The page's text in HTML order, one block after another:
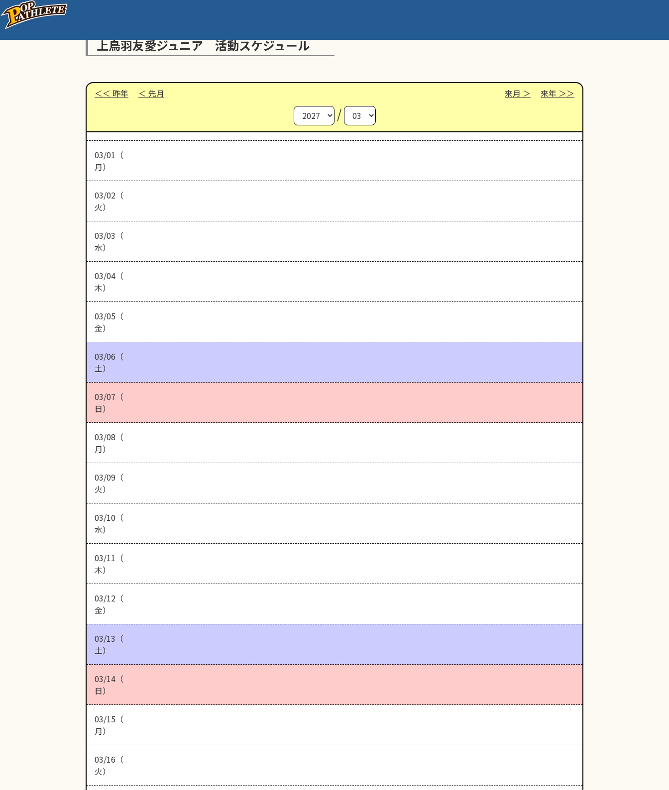
上鳥羽友愛ジュニア 活動スケジュール
昨年 先月 来月 来年
/
03/01（
月）
03/02（
火）
03/03（
水）
03/04（
木）
03/05（
金）
03/06（
土）
03/07（
日）
03/08（
月）
03/09（
火）
03/10（
水）
03/11（
木）
03/12（
金）
03/13（
土）
03/14（
日）
03/15（
月）
03/16（
火）